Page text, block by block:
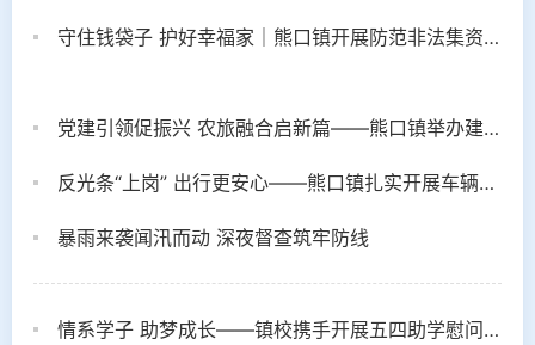
守住钱袋子 护好幸福家｜熊口镇开展防范非法集资宣传活动
党建引领促振兴 农旅融合启新篇——熊口镇举办建党105周年、长征胜利90周年暨共享菜园开园主题活动
反光条“上岗” 出行更安心——熊口镇扎实开展车辆反光条张贴专项行动
暴雨来袭闻汛而动 深夜督查筑牢防线
情系学子 助梦成长——镇校携手开展五四助学慰问活动